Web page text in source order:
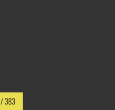
/ 383